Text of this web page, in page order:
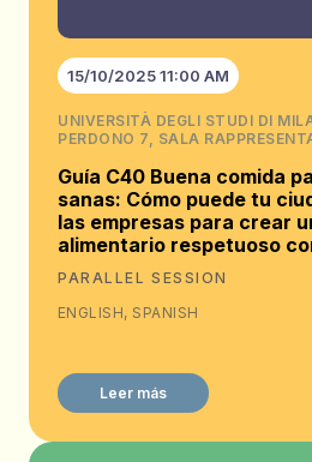
15/10/2025 11:00 AM
UNIVERSITÀ DEGLI STUDI DI
PERDONO 7, SALA
Guía C40 Buena comida
sanas: Cómo puede tu
las empresas para crear
alimentario respetuoso
PARALLEL SESSION
ENGLISH, SPANISH
Leer más